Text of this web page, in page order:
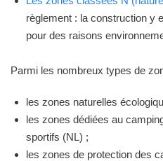
règlement : la construction y
pour des raisons
Parmi les nombreux types de
les zones naturelles
les zones dédiées au
sportifs (NL) ;
les zones de protection des